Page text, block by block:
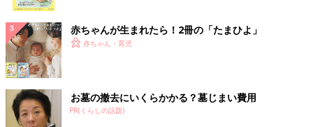
赤ちゃんが生まれたら！2冊の「たまひよ」
赤ちゃん・育児
お墓の撤去にいくらかかる？墓じまい費用
PR(くらしの話題)